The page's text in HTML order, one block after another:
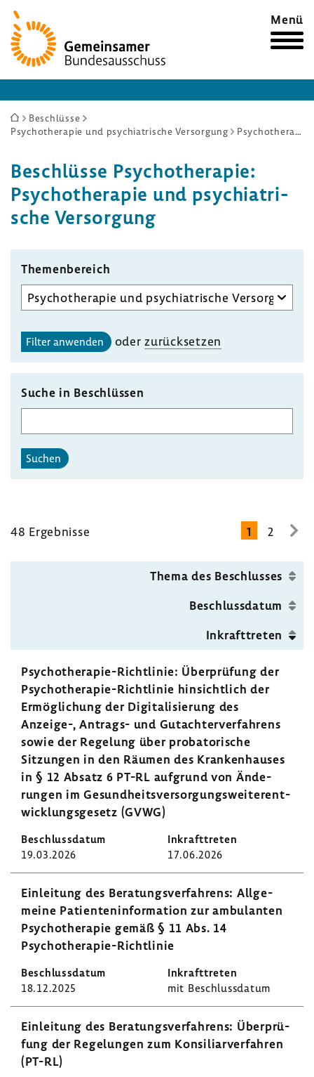
Zur
Startseite
Menü
Sie
sind
Beschlüsse
Psychotherapie und psychiatrische Versorgung
Psychotherapie und psychiatrische Versorgung
Beschlüsse Psycho­the­rapie:
Psycho­the­rapie und psych­ia­tri­
sche Versor­gung
Themen­be­reich
Unterausschuss
auswählen
Filter anwenden oderzurück­setzen
Suche in Beschlüssen
Suchen
48 Ergeb­nisse 1 2
zur
Thema des Beschlusses
Beschluss­datum
Inkraft­treten
Psychotherapie-​Richtlinie: Über­prü­fung der
Psychotherapie-​Richtlinie hinsicht­lich der
Ermög­li­chung der Digi­ta­li­sie­rung des
Anzeige-​, Antrags-​ und Gutach­ter­ver­fah­rens
sowie der Rege­lung über proba­to­ri­sche
Sitzungen in den Räumen des Kran­ken­hauses
in § 12 Absatz 6 PT-RL aufgrund von Ände­
rungen im Gesund­heits­ver­sor­gungs­wei­ter­ent­
wick­lungs­ge­setz (GVWG)
19.03.2026 17.06.2026
Einlei­tung des Bera­tungs­ver­fah­rens: Allge­
meine Pati­en­ten­in­for­ma­tion zur ambu­lanten
Psycho­the­rapie gemäß § 11 Abs. 14
Psychotherapie-​Richtlinie
18.12.2025 mit Beschluss­datum
Einlei­tung des Bera­tungs­ver­fah­rens: Über­prü­
fung der Rege­lungen zum Konsi­liar­ver­fahren
(PT-RL)